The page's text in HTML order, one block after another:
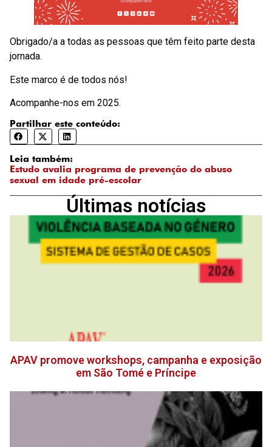
Obrigado/a a todas as pessoas que têm feito parte desta
jornada.
Este marco é de todos nós!
Acompanhe-nos em 2025.
Partilhar este conteúdo:
Leia também:
Estudo avalia programa de prevenção do abuso
sexual em idade pré-escolar
Últimas notícias
APAV promove workshops, campanha e exposição
em São Tomé e Príncipe